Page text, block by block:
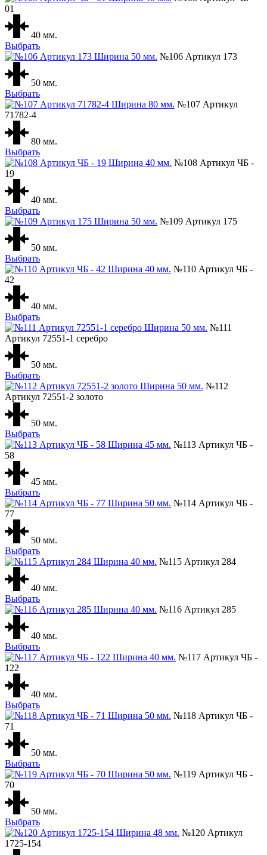
01
40 мм.
Выбрать
№106 Артикул 173
50 мм.
Выбрать
№107 Артикул
71782-4
80 мм.
Выбрать
№108 Артикул ЧБ -
19
40 мм.
Выбрать
№109 Артикул 175
50 мм.
Выбрать
№110 Артикул ЧБ -
42
40 мм.
Выбрать
№111
Артикул 72551-1 серебро
50 мм.
Выбрать
№112
Артикул 72551-2 золото
50 мм.
Выбрать
№113 Артикул ЧБ -
58
45 мм.
Выбрать
№114 Артикул ЧБ -
77
50 мм.
Выбрать
№115 Артикул 284
40 мм.
Выбрать
№116 Артикул 285
40 мм.
Выбрать
№117 Артикул ЧБ -
122
40 мм.
Выбрать
№118 Артикул ЧБ -
71
50 мм.
Выбрать
№119 Артикул ЧБ -
70
50 мм.
Выбрать
№120 Артикул
1725-154